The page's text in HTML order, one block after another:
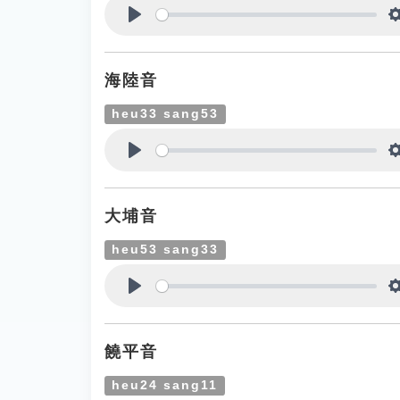
海陸音
heu33 sang53
大埔音
heu53 sang33
饒平音
heu24 sang11